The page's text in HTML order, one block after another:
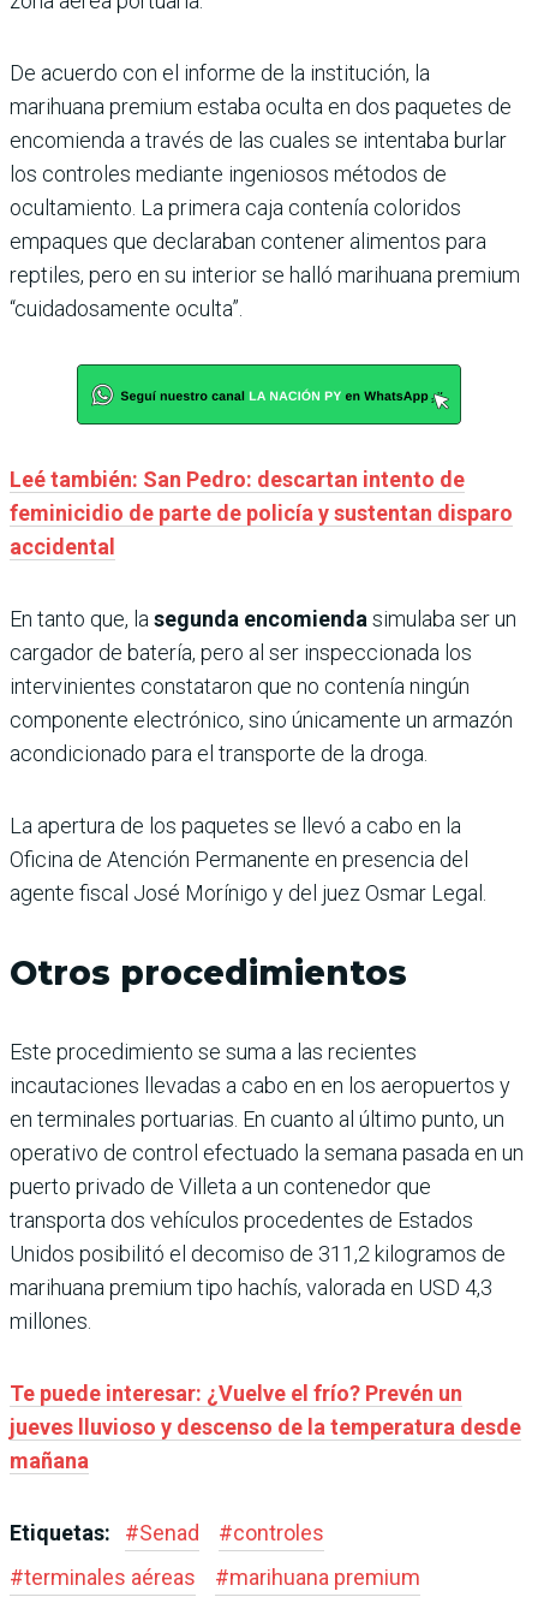
De acuerdo con el informe de la institución, la
marihuana premium estaba oculta en dos paquetes de
encomienda a través de las cuales se intentaba burlar
los controles mediante ingeniosos métodos de
ocultamiento. La primera caja contenía coloridos
empaques que declaraban contener alimentos para
reptiles, pero en su interior se halló marihuana premium
“cuidadosamente oculta”.
Leé también: San Pedro: descartan intento de
feminicidio de parte de policía y sustentan disparo
accidental
En tanto que, la segunda encomienda simulaba ser un
cargador de batería, pero al ser inspeccionada los
intervinientes constataron que no contenía ningún
componente electrónico, sino únicamente un armazón
acondicionado para el transporte de la droga.
La apertura de los paquetes se llevó a cabo en la
Oficina de Atención Permanente en presencia del
agente fiscal José Morínigo y del juez Osmar Legal.
Otros procedimientos
Este procedimiento se suma a las recientes
incautaciones llevadas a cabo en en los aeropuertos y
en terminales portuarias. En cuanto al último punto, un
operativo de control efectuado la semana pasada en un
puerto privado de Villeta a un contenedor que
transporta dos vehículos procedentes de Estados
Unidos posibilitó el decomiso de 311,2 kilogramos de
marihuana premium tipo hachís, valorada en USD 4,3
millones.
Te puede interesar: ¿Vuelve el frío? Prevén un
jueves lluvioso y descenso de la temperatura desde
mañana
Etiquetas: #Senad #controles
#terminales aéreas #marihuana premium